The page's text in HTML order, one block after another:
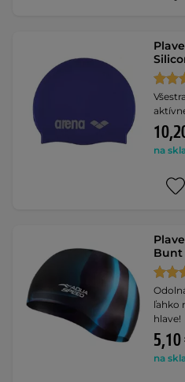
na
Bunt
ľahko
hlave!
5,10
na